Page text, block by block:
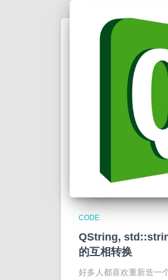
CODE
QString,
的互相转换
好多人都喜欢重新造一